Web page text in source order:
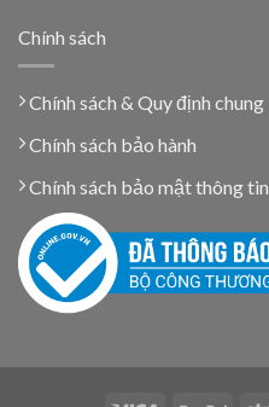
Chính sách
Chính sách & Quy định chung
Chính sách bảo hành
Chính sách bảo mật thông tin